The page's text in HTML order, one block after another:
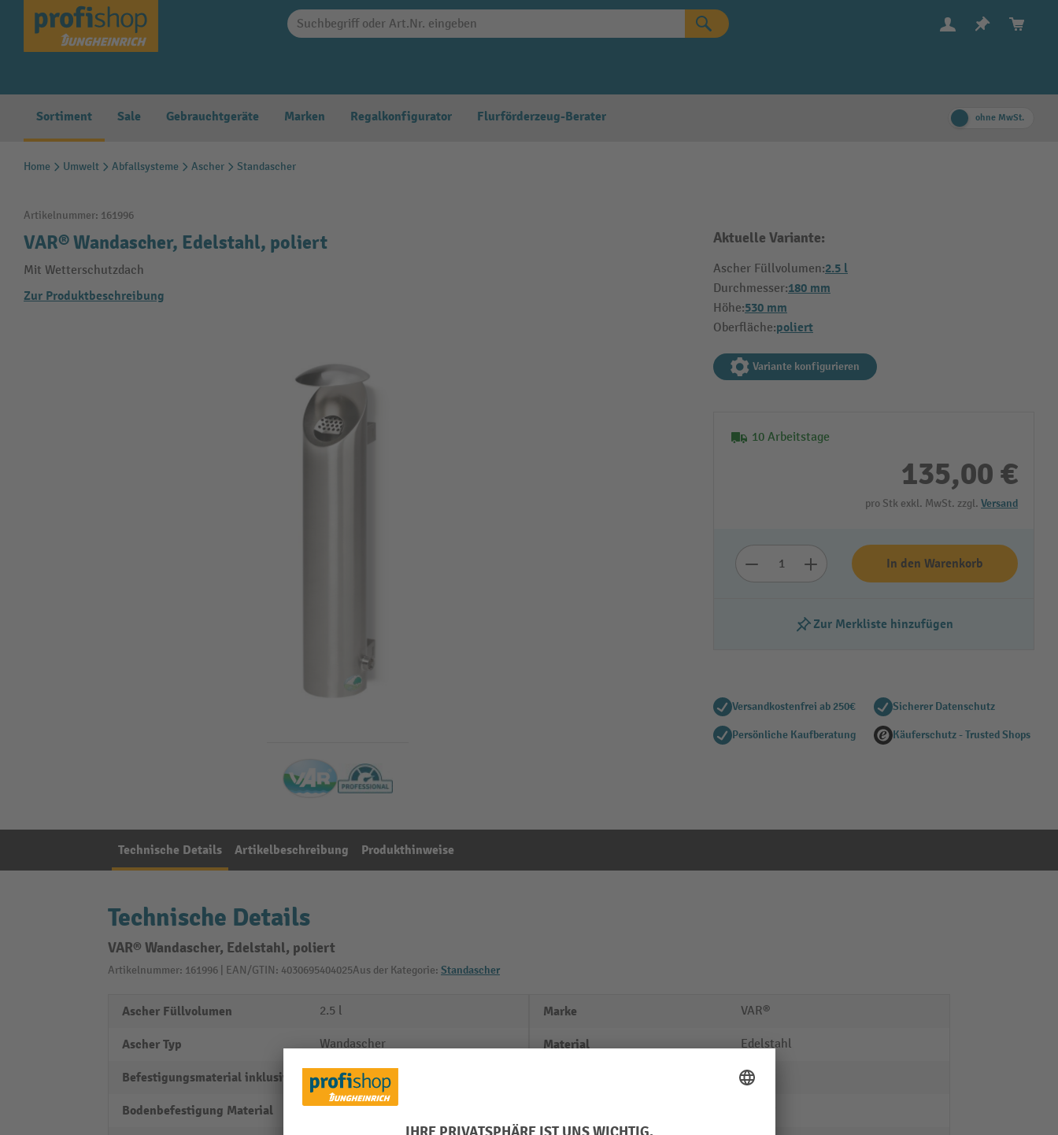
Zur Hauptnavigation springen
Sortiment Sale Gebrauchtgeräte Marken Regalkonfigurator Flurförderzeug-Berater ohne MwSt.
Home Umwelt Abfallsysteme Ascher Standascher
Artikelnummer: 161996
VAR® Wandascher, Edelstahl, poliert
Mit Wetterschutzdach
Zur Produktbeschreibung
Aktuelle Variante:
Ascher Füllvolumen:2.5 l
Durchmesser:180 mm
Höhe:530 mm
Oberfläche:poliert
Variante konfigurieren
10 Arbeitstage
135,00 €
pro Stk exkl. MwSt. zzgl. Versand
In den Warenkorb
Zur Merkliste hinzufügen
Versandkostenfrei ab 250€ Sicherer Datenschutz
Persönliche Kaufberatung Käuferschutz - Trusted Shops
Technische Details Artikelbeschreibung Produkthinweise
Technische Details
VAR® Wandascher, Edelstahl, poliert
Artikelnummer: 161996 | EAN/GTIN: 4030695404025Aus der Kategorie: Standascher
Ascher Füllvolumen 2.5 l
Ascher Typ Wandascher
Befestigungsmaterial inklusive ja
Bodenbefestigung Material Schrauben
Marke VAR®
Material Edelstahl
ja